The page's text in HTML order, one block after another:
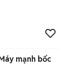
mạnh bốc